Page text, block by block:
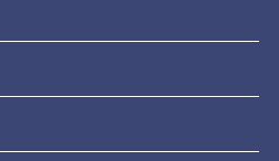
英文法一覧